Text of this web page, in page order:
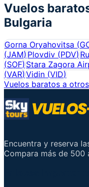
Vuelos
Bulgaria
Gorna Oryahovitsa (
(JAM)Plovdiv (PDV)
(SOF)Stara Zagora
(VAR)Vidin (VID)
Vuelos baratos a
Encuentra y reserva
Compara más de 500